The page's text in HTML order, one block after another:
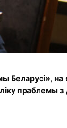
Беларусі», на
праблемы